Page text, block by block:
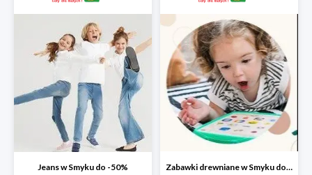
Jeans w Smyku do -50% Zabawki drewniane w Smyku do -45%